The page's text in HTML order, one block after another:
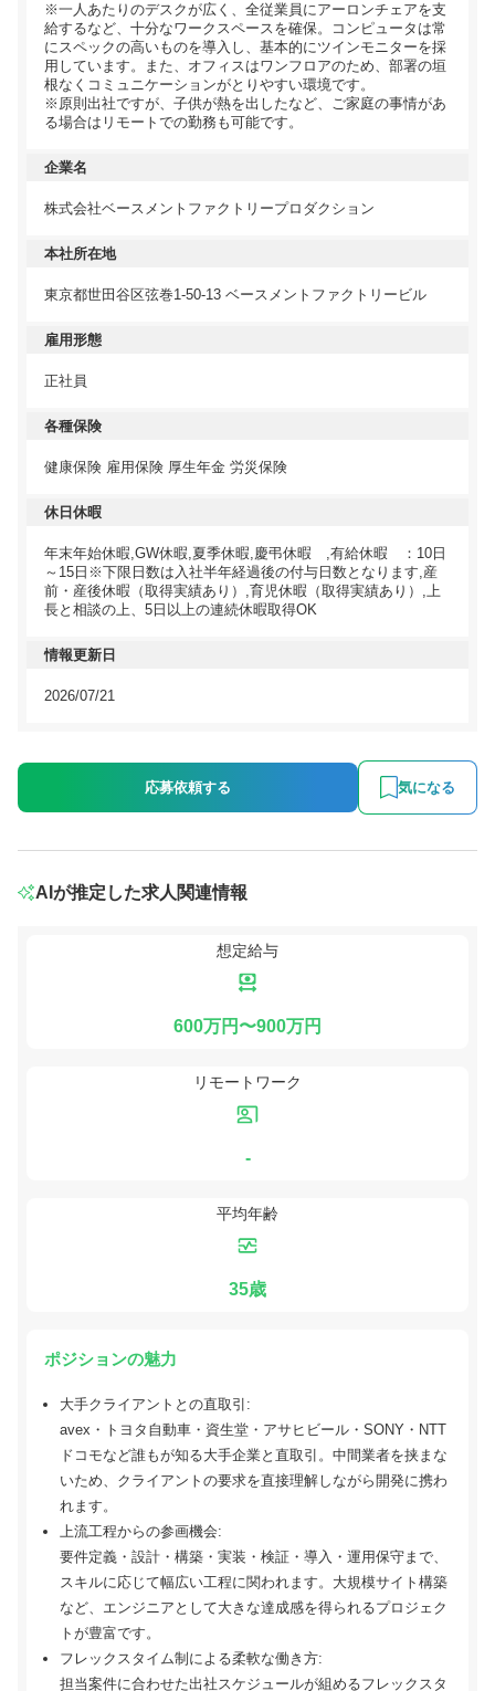
※一人あたりのデスクが広く、全従業員にアーロンチェアを支
給するなど、十分なワークスペースを確保。コンピュータは常
にスペックの高いものを導入し、基本的にツインモニターを採
用しています。また、オフィスはワンフロアのため、部署の垣
根なくコミュニケーションがとりやすい環境です。
※原則出社ですが、子供が熱を出したなど、ご家庭の事情があ
る場合はリモートでの勤務も可能です。
企業名
株式会社ベースメントファクトリープロダクション
本社所在地
東京都世田谷区弦巻1-50-13 ベースメントファクトリービル
雇用形態
正社員
各種保険
健康保険 雇用保険 厚生年金 労災保険
休日休暇
年末年始休暇,GW休暇,夏季休暇,慶弔休暇 ,有給休暇 ：10日
～15日※下限日数は入社半年経過後の付与日数となります,産
前・産後休暇（取得実績あり）,育児休暇（取得実績あり）,上
長と相談の上、5日以上の連続休暇取得OK
情報更新日
2026/07/21
応募依頼する 気になる
AIが推定した求人関連情報
想定給与
600万円〜900万円
リモートワーク
-
平均年齢
35歳
ポジションの魅力
大手クライアントとの直取引:
avex・トヨタ自動車・資生堂・アサヒビール・SONY・NTT
ドコモなど誰もが知る大手企業と直取引。中間業者を挟まな
いため、クライアントの要求を直接理解しながら開発に携わ
れます。
上流工程からの参画機会:
要件定義・設計・構築・実装・検証・導入・運用保守まで、
スキルに応じて幅広い工程に関われます。大規模サイト構築
など、エンジニアとして大きな達成感を得られるプロジェク
トが豊富です。
フレックスタイム制による柔軟な働き方:
担当案件に合わせた出社スケジュールが組めるフレックスタ